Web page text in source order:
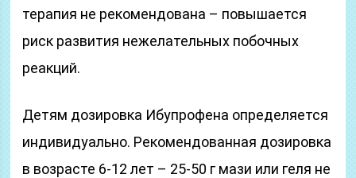
терапия не рекомендована – повышается
риск развития нежелательных побочных
реакций.
Детям дозировка Ибупрофена определяется
индивидуально. Рекомендованная дозировка
в возрасте 6-12 лет – 25-50 г мази или геля не